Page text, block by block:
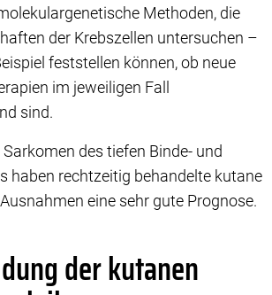
Methoden, die
der Krebszellen untersuchen –
feststellen können, ob neue
im jeweiligen Fall
sind.
des tiefen Binde- und
haben rechtzeitig behandelte kutane
eine sehr gute Prognose.
der kutanen